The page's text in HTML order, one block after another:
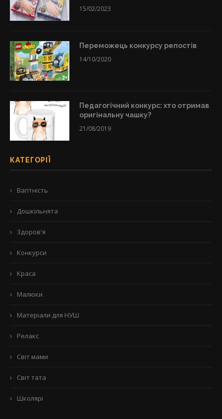
15/02/2023
Переможець конкурсу репостів
14/10/2020
Педагогічний конкурс: хто отримав
оригінальну чашку?
21/08/2019
КАТЕГОРІЇ
Вагітність
Дошкільнята
Здоров'я
Конкурси
Краса
Малюки
Матеріали для НУШ
Релакс
Світ мами
Світ тата
Школярі